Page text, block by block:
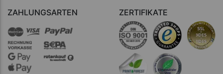
ZAHLUNGSARTEN ZERTIFIKATE